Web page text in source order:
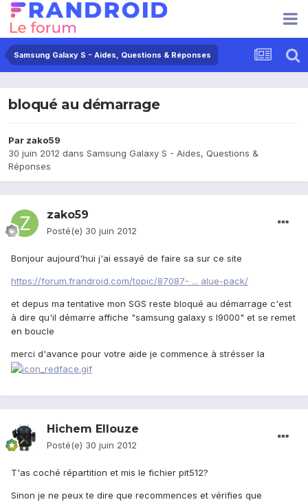
Samsung Galaxy S - Aides, Questions & Réponses
bloqué au démarrage
Par zako59
30 juin 2012 dans Samsung Galaxy S - Aides, Questions &
Réponses
zako59
Posté(e) 30 juin 2012
Bonjour aujourd'hui j'ai essayé de faire sa sur ce site
https://forum.frandroid.com/topic/87087- ... alue-pack/
et depus ma tentative mon SGS reste bloqué au démarrage c'est
à dire qu'il démarre affiche "samsung galaxy s I9000" et se remet
en boucle
merci d'avance pour votre aide je commence à strésser la
Hichem Ellouze
Posté(e) 30 juin 2012
T'as coché répartition et mis le fichier pit512?
Sinon je ne peux te dire que recommences et vérifies que